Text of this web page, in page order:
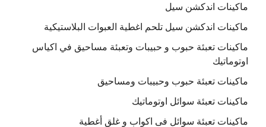
ماكينات اندكشن سيل
ماكينات اندكشن سيل تلحم اغطية العبوات البلاستيكية
ماكينات تعبئة حبوب و حبيبات وتعبئة مساحيق في اكياس
اوتوماتيك
ماكينات تعبئة حبوب وحبيبات ومساحيق
ماكينات تعبئة سوائل اوتوماتيك
ماكينات تعبئة سوائل فى اكواب و غلق أغطية